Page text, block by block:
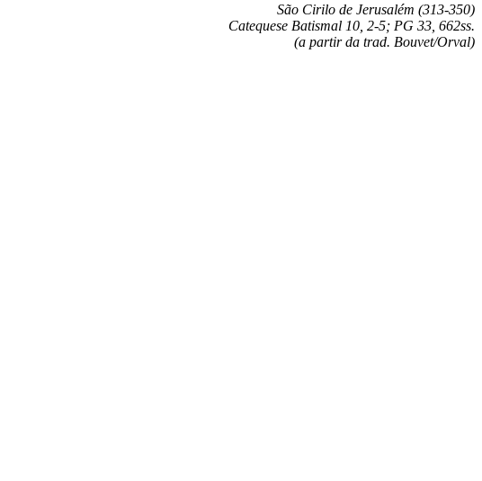
São Cirilo de Jerusalém (313-350)
Catequese Batismal 10, 2-5; PG 33, 662ss.
(a partir da trad. Bouvet/Orval)